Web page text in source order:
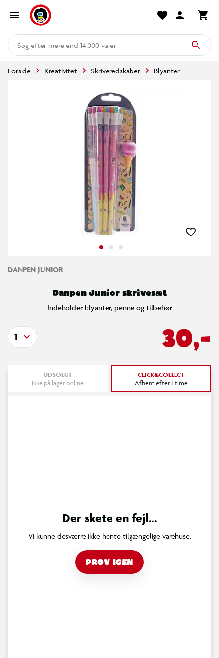
mere end 14.000 varer
Forside Kreativitet Skriveredskaber Blyanter
DANPEN JUNIOR
Danpen Junior skrivesæt
Indeholder blyanter, penne og tilbehør
30,-
1
UDSOLGT
Ikke på lager online
CLICK&COLLECT
Afhent efter 1 time
Der skete en fejl...
Vi kunne desværre ikke hente tilgængelige varehuse.
PRØV IGEN